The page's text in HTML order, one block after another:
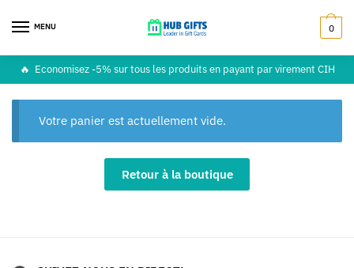
MENU 0
🔥 Economisez -5% sur tous les produits en payant par virement CIH
Votre panier est actuellement vide.
Retour à la boutique